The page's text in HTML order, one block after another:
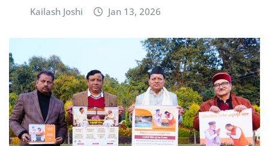
Kailash Joshi Jan 13, 2026